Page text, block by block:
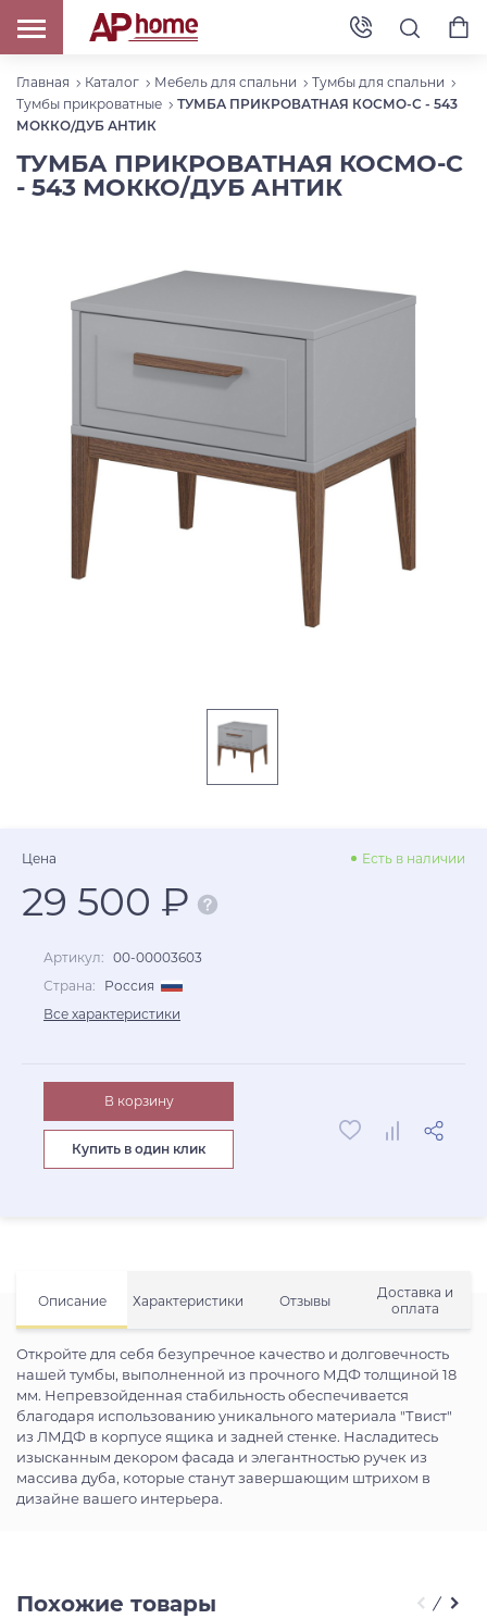
Главная Каталог Мебель для спальни
Тумбы для спальни
Тумбы прикроватные
ТУМБА ПРИКРОВАТНАЯ КОСМО-С - 543
МОККО/ДУБ АНТИК
ТУМБА ПРИКРОВАТНАЯ КОСМО-С
- 543 МОККО/ДУБ АНТИК
Описание Характеристики Отзывы
Доставка и
оплата
Откройте для себя безупречное качество и долговечность
нашей тумбы, выполненной из прочного МДФ толщиной 18
мм. Непревзойденная стабильность обеспечивается
благодаря использованию уникального материала "Твист"
из ЛМДФ в корпусе ящика и задней стенке. Насладитесь
изысканным декором фасада и элегантностью ручек из
массива дуба, которые станут завершающим штрихом в
дизайне вашего интерьера.
Цена Есть в наличии
29 500 ₽
Артикул: 00-00003603
Страна:
Россия
Все характеристики
В корзину
Купить в один клик
Похожие товары